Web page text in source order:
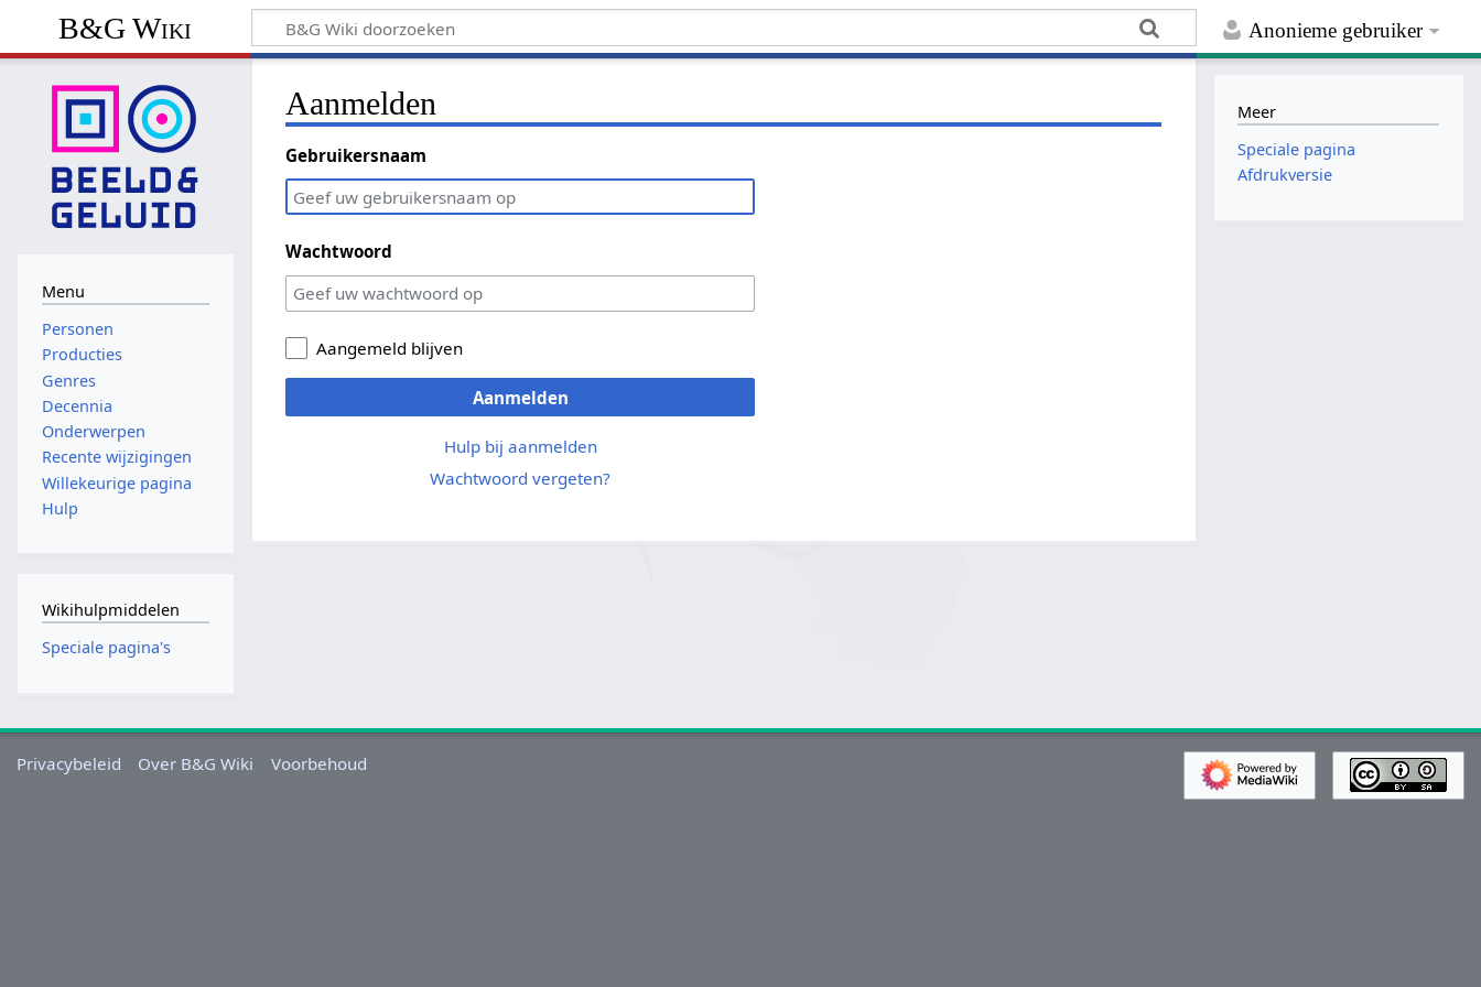
Anonieme gebruiker
B&G Wiki
Aanmelden
Gebruikersnaam
Wachtwoord
Aangemeld blijven
Aanmelden
Hulp bij aanmelden
Wachtwoord vergeten?
Menu
Personen
Producties
Genres
Decennia
Onderwerpen
Recente wijzigingen
Willekeurige pagina
Hulp
Wikihulpmiddelen
Speciale pagina's
Meer
Speciale pagina
Afdrukversie
Privacybeleid Over B&G Wiki Voorbehoud